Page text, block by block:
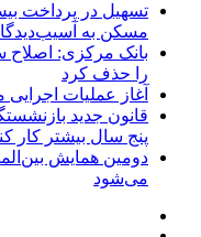
مسکن به
بانک مرکزی: اصلاح
را حذف کرد
آغاز عملیات اجرایی
پنج سال بیشتر کار
دومین همایش
می‌شود